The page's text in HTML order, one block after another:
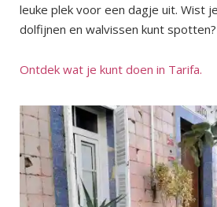
leuke plek voor een dagje uit. Wist
dolfijnen en walvissen kunt spotten?
Ontdek wat je kunt doen in Tarifa.